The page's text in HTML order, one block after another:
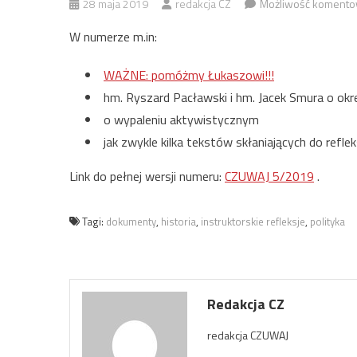
28 maja 2019 redakcja CZ Możliwość
W numerze m.in:
WAŻNE: pomóżmy Łukaszowi!!!
hm. Ryszard Pacławski i hm. Jacek Smura o
o wypaleniu aktywistycznym
jak zwykle kilka tekstów skłaniających do
Link do pełnej wersji numeru: CZUWAJ 5/2019 .
Tagi: dokumenty, historia, instruktorskie refleksje, polityka
Redakcja CZ
redakcja CZUWAJ